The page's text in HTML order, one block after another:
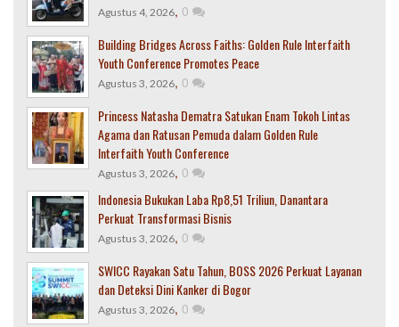
Agustus 4, 2026, 0
Building Bridges Across Faiths: Golden Rule Interfaith
Youth Conference Promotes Peace
Agustus 3, 2026, 0
Princess Natasha Dematra Satukan Enam Tokoh Lintas
Agama dan Ratusan Pemuda dalam Golden Rule
Interfaith Youth Conference
Agustus 3, 2026, 0
Indonesia Bukukan Laba Rp8,51 Triliun, Danantara
Perkuat Transformasi Bisnis
Agustus 3, 2026, 0
SWICC Rayakan Satu Tahun, BOSS 2026 Perkuat Layanan
dan Deteksi Dini Kanker di Bogor
Agustus 3, 2026, 0